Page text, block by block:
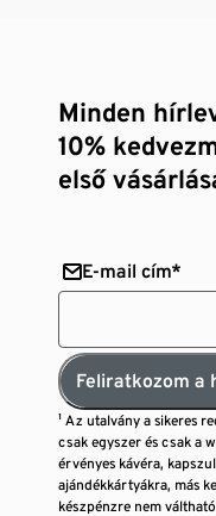
Minden
10%
első
E-mail cím*
Feliratkozom a
¹ Az utalvány a sikeres
csak egyszer és csak a
érvényes kávéra,
ajándékkártyákra, más
készpénzre nem